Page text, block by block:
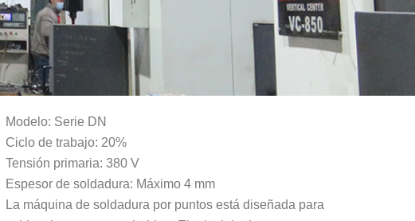
Modelo: Serie DN
Ciclo de trabajo: 20%
Tensión primaria: 380 V
Espesor de soldadura: Máximo 4 mm
La máquina de soldadura por puntos está diseñada para